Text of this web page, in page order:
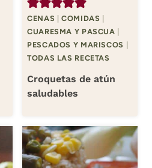
CENAS |COMIDAS |
CUARESMA Y PASCUA |
PESCADOS Y MARISCOS |
TODAS LAS RECETAS
Croquetas de atún
saludables